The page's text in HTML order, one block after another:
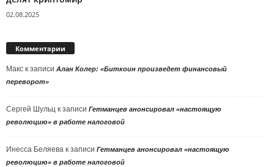
02.08.2025
Комментарии
Макс к записи Алан Колер: «Биткоин произведет финансовый
переворот»
Сергей Шульц к записи Гетманцев анонсировал «настоящую
революцию» в работе налоговой
Инесса Беляева к записи Гетманцев анонсировал «настоящую
революцию» в работе налоговой